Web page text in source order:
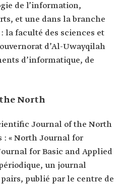
de l’information,
et une dans la branche
la faculté des sciences et
d’Al-Uwayqilah
d’informatique, de
North
Journal of the North
: « North Journal for
for Basic and Applied
un journal
publié par le centre de